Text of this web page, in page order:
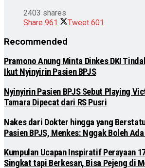
2403 shares
Share 961 Tweet 601
Recommended
Pramono Anung Minta Dinkes DKI
Ikut Nyinyirin Pasien BPJS
Nyinyirin Pasien BPJS Sebut Playing
Tamara Dipecat dari RS Pusri
Nakes dari Dokter hingga yang
Pasien BPJS, Menkes: Nggak Boleh
Kumpulan Ucapan Inspiratif Perayaan
Singkat tapi Berkesan, Bisa Pejeng di